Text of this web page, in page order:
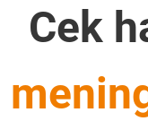
Cek